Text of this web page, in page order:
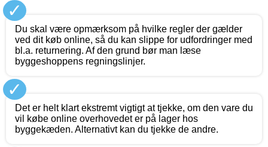
✓
Du skal være opmærksom på hvilke regler der gælder
ved dit køb online, så du kan slippe for udfordringer med
bl.a. returnering. Af den grund bør man læse
byggeshoppens regningslinjer.
✓
Det er helt klart ekstremt vigtigt at tjekke, om den vare du
vil købe online overhovedet er på lager hos
byggekæden. Alternativt kan du tjekke de andre.